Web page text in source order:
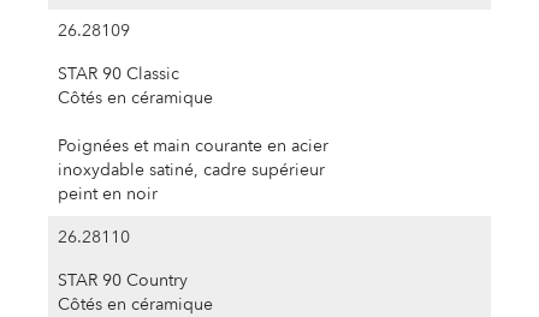
26.28109
STAR 90 Classic
Côtés en céramique
Poignées et main courante en acier
inoxydable satiné, cadre supérieur
peint en noir
26.28110
STAR 90 Country
Côtés en céramique